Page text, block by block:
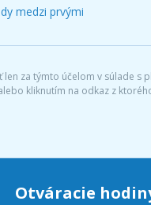
medzi prvými
za týmto účelom v súlade
kliknutím na odkaz z
Otváracie